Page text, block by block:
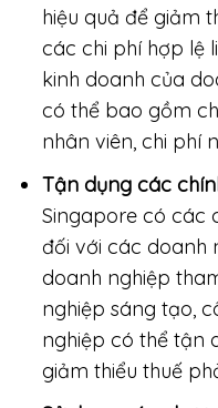
hiệu quả để giảm
các chi phí hợp lệ
kinh doanh của
có thể bao gồm
nhân viên, chi phí
Tận dụng các
Singapore có các
đối với các doanh
doanh nghiệp
nghiệp sáng tạo,
nghiệp có thể tận
giảm thiểu thuế